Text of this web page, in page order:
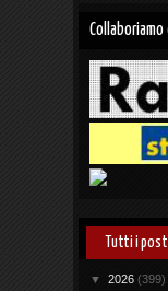
Collaboriamo
Tutti i post
▼ 2026 (399)